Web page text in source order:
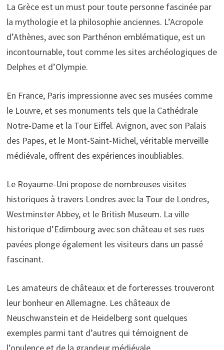
La Grèce est un must pour toute personne fascinée par
la mythologie et la philosophie anciennes. L’Acropole
d’Athènes, avec son Parthénon emblématique, est un
incontournable, tout comme les sites archéologiques de
Delphes et d’Olympie.
En France, Paris impressionne avec ses musées comme
le Louvre, et ses monuments tels que la Cathédrale
Notre-Dame et la Tour Eiffel. Avignon, avec son Palais
des Papes, et le Mont-Saint-Michel, véritable merveille
médiévale, offrent des expériences inoubliables.
Le Royaume-Uni propose de nombreuses visites
historiques à travers Londres avec la Tour de Londres,
Westminster Abbey, et le British Museum. La ville
historique d’Edimbourg avec son château et ses rues
pavées plonge également les visiteurs dans un passé
fascinant.
Les amateurs de châteaux et de forteresses trouveront
leur bonheur en Allemagne. Les châteaux de
Neuschwanstein et de Heidelberg sont quelques
exemples parmi tant d’autres qui témoignent de
l’opulence et de la grandeur médiévale.